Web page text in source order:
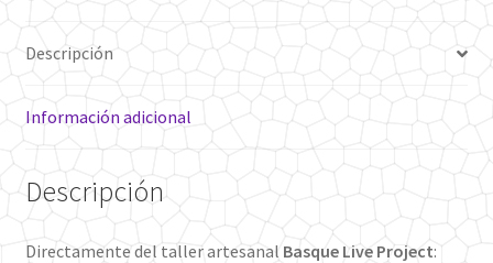
Descripción
Información adicional
Descripción
Directamente del taller artesanal Basque Live Project: